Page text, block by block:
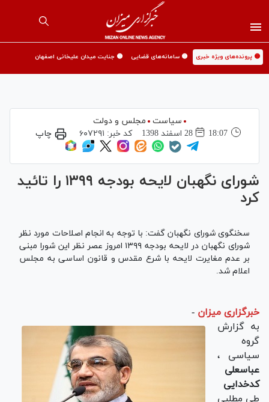
🟡 پرونده‌های ویژه خبری 🟡 سامانه‌های قضایی 🟡 جنایت میدان علیخانی اصفهان
سیاست
مجلس و دولت
18:07
28 اسفند 1398 کد خبر: ۶۰۷۲۹۱ چاپ
شورای نگهبان لایحه بودجه ۱۳۹۹ را تائید
کرد
سخنگوی شورای نگهبان گفت: با توجه به انجام اصلاحات مورد نظر
شورای نگهبان در لایحه بودجه ۱۳۹۹ امروز عصر نظر این شورا مبنی
بر عدم مغایرت لایحه با شرع مقدس و قانون اساسی به مجلس
اعلام شد.
خبرگزاری میزان -
به گزارش
گروه
سیاسی ،
عباسعلی
کدخدایی
طی مطلبی